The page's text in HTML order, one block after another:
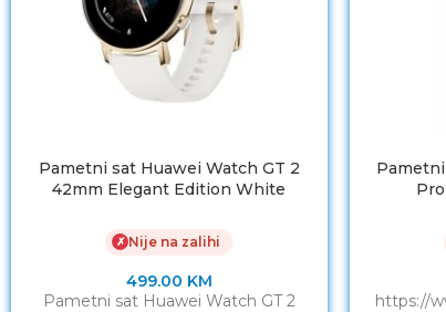
Pametni sat Huawei Watch GT 2
42mm Elegant Edition White
✗ Nije na zalihi
499.00 KM
Pametni sat Huawei Watch GT 2
https://